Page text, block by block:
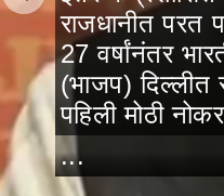
राजधानीत
27 वर्षांनंतर
(भाजप) दिल्लीत
पहिली मोठी
...